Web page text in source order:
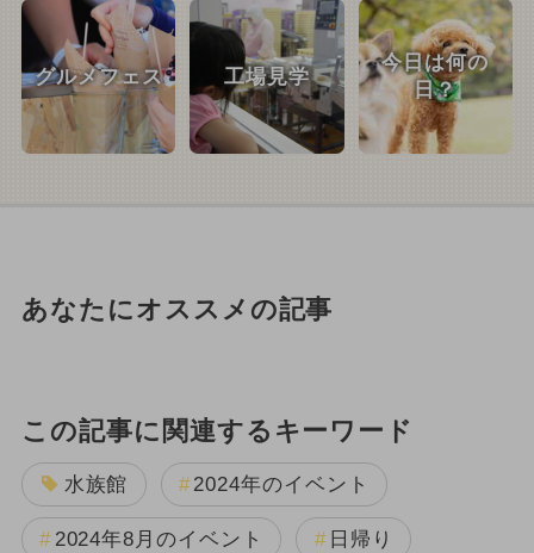
グルメフェス 工場見学
今日は何の
日？
あなたにオススメの記事
この記事に関連するキーワード
水族館 2024年のイベント
2024年8月のイベント 日帰り